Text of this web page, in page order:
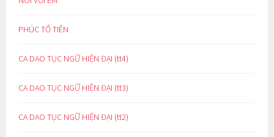
PHÚC TỔ TIÊN
CA DAO TỤC NGỮ HIỆN ĐẠI (tt4)
CA DAO TỤC NGỮ HIỆN ĐẠI (tt3)
CA DAO TỤC NGỮ HIỆN ĐẠI (tt2)